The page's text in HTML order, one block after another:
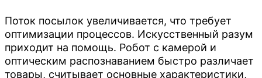
Поток посылок увеличивается, что требует
оптимизации процессов. Искусственный разум
приходит на помощь. Робот с камерой и
оптическим распознаванием быстро различает
товары, считывает основные характеристики,